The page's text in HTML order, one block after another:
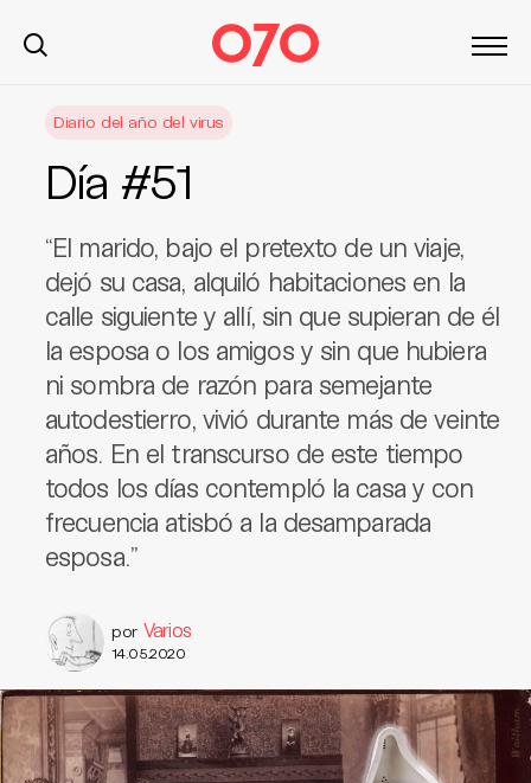
Diario del año del virus
Día #51
“El marido, bajo el pretexto de un viaje,
dejó su casa, alquiló habitaciones en la
calle siguiente y allí, sin que supieran de él
la esposa o los amigos y sin que hubiera
ni sombra de razón para semejante
autodestierro, vivió durante más de veinte
años. En el transcurso de este tiempo
todos los días contempló la casa y con
frecuencia atisbó a la desamparada
esposa.”
por Varios
14.05.2020